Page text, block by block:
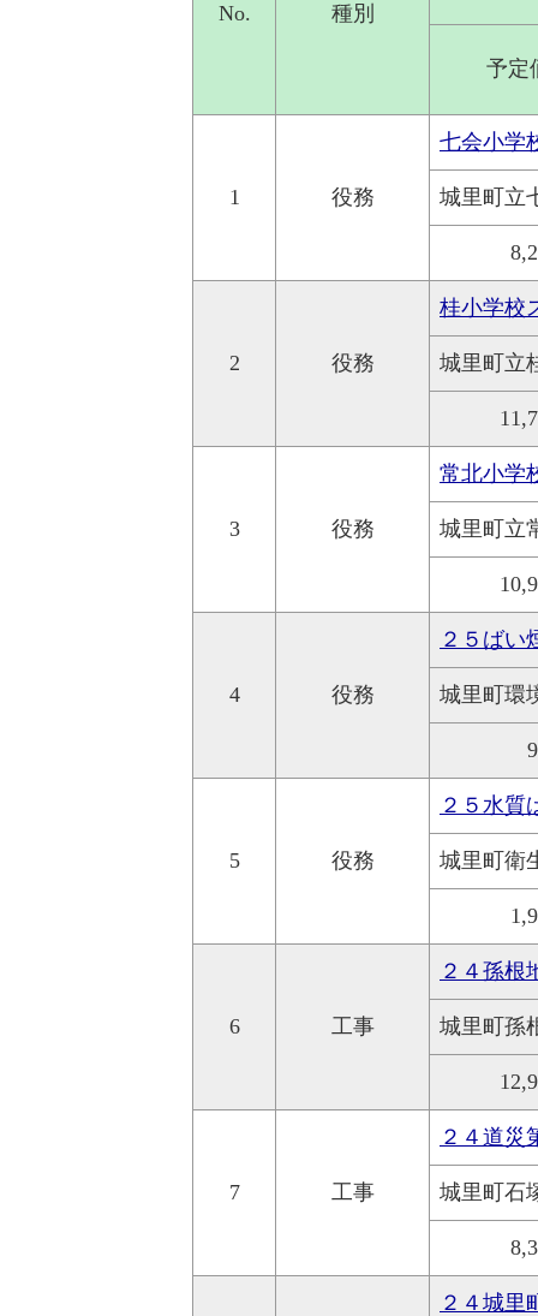
No. 種別
予定
1 役務
七会小学
城里町立
2 役務
桂小学校
城里町立
3 役務
常北小学
城里町立
4 役務
２５ばい
城里町環
5 役務
２５水質
城里町衛
6 工事
２４孫根
城里町孫
7 工事
２４道
城里町
２４城里